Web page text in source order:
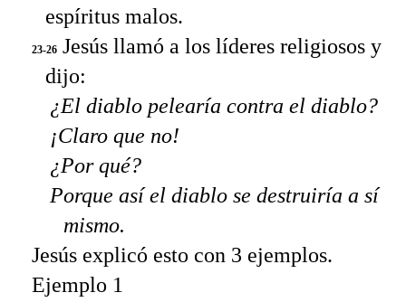
espíritus malos.
23-26 Jesús llamó a los líderes religiosos y
dijo:
¿El diablo pelearía contra el diablo?
¡Claro que no!
¿Por qué?
Porque así el diablo se destruiría a sí
mismo.
Jesús explicó esto con 3 ejemplos.
Ejemplo 1